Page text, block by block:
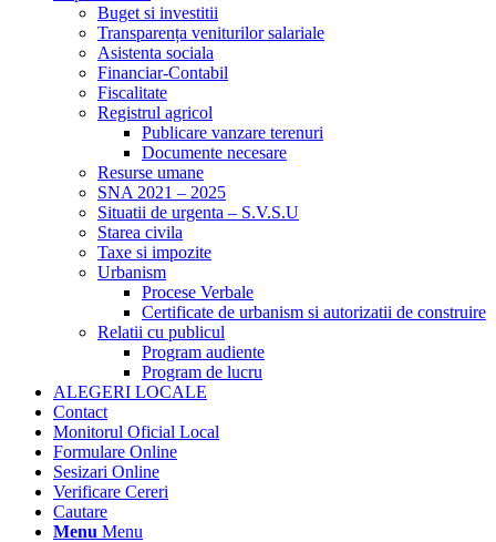
Buget si investitii
Transparența veniturilor salariale
Asistenta sociala
Financiar-Contabil
Fiscalitate
Registrul agricol
Publicare vanzare terenuri
Documente necesare
Resurse umane
SNA 2021 – 2025
Situatii de urgenta – S.V.S.U
Starea civila
Taxe si impozite
Urbanism
Procese Verbale
Certificate de urbanism si autorizatii de construire
Relatii cu publicul
Program audiente
Program de lucru
ALEGERI LOCALE
Contact
Monitorul Oficial Local
Formulare Online
Sesizari Online
Verificare Cereri
Cautare
Menu Menu